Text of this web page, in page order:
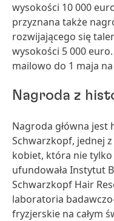
wysokości 10 000
przyznana także
rozwijającego się
wysokości 5 000
mailowo do 1 maja
Nagroda z
Nagroda główna jest
Schwarzkopf, jednej
kobiet, która nie
ufundowała Instytut
Schwarzkopf Hair
laboratoria
fryzjerskie na całym